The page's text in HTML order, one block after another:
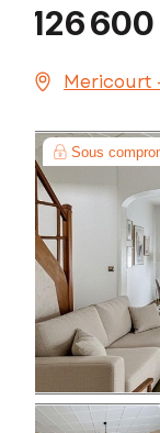
126
Mericourt
Sous